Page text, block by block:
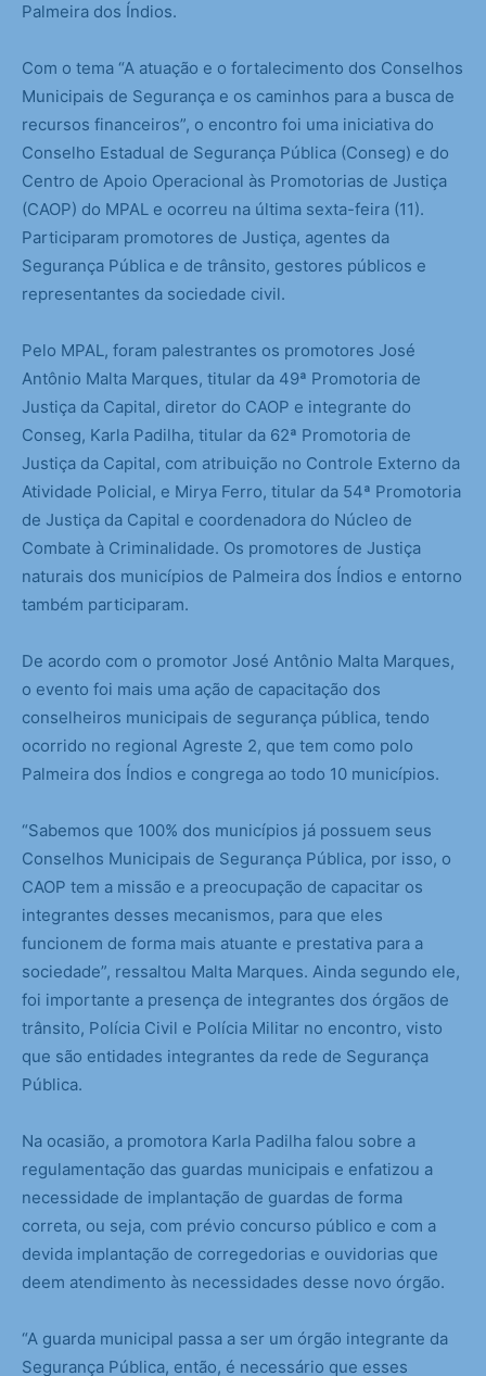
Palmeira dos Índios.
Com o tema “A atuação e o fortalecimento dos Conselhos
Municipais de Segurança e os caminhos para a busca de
recursos financeiros”, o encontro foi uma iniciativa do
Conselho Estadual de Segurança Pública (Conseg) e do
Centro de Apoio Operacional às Promotorias de Justiça
(CAOP) do MPAL e ocorreu na última sexta-feira (11).
Participaram promotores de Justiça, agentes da
Segurança Pública e de trânsito, gestores públicos e
representantes da sociedade civil.
Pelo MPAL, foram palestrantes os promotores José
Antônio Malta Marques, titular da 49ª Promotoria de
Justiça da Capital, diretor do CAOP e integrante do
Conseg, Karla Padilha, titular da 62ª Promotoria de
Justiça da Capital, com atribuição no Controle Externo da
Atividade Policial, e Mirya Ferro, titular da 54ª Promotoria
de Justiça da Capital e coordenadora do Núcleo de
Combate à Criminalidade. Os promotores de Justiça
naturais dos municípios de Palmeira dos Índios e entorno
também participaram.
De acordo com o promotor José Antônio Malta Marques,
o evento foi mais uma ação de capacitação dos
conselheiros municipais de segurança pública, tendo
ocorrido no regional Agreste 2, que tem como polo
Palmeira dos Índios e congrega ao todo 10 municípios.
“Sabemos que 100% dos municípios já possuem seus
Conselhos Municipais de Segurança Pública, por isso, o
CAOP tem a missão e a preocupação de capacitar os
integrantes desses mecanismos, para que eles
funcionem de forma mais atuante e prestativa para a
sociedade”, ressaltou Malta Marques. Ainda segundo ele,
foi importante a presença de integrantes dos órgãos de
trânsito, Polícia Civil e Polícia Militar no encontro, visto
que são entidades integrantes da rede de Segurança
Pública.
Na ocasião, a promotora Karla Padilha falou sobre a
regulamentação das guardas municipais e enfatizou a
necessidade de implantação de guardas de forma
correta, ou seja, com prévio concurso público e com a
devida implantação de corregedorias e ouvidorias que
deem atendimento às necessidades desse novo órgão.
“A guarda municipal passa a ser um órgão integrante da
Segurança Pública, então, é necessário que esses